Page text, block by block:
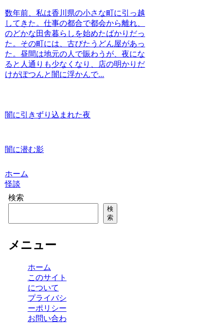
数年前、私は香川県の小さな町に引っ越
してきた。仕事の都合で都会から離れ、
のどかな田舎暮らしを始めたばかりだっ
た。その町には、古びたうどん屋があっ
た。昼間は地元の人で賑わうが、夜にな
ると人通りも少なくなり、店の明かりだ
けがぽつんと闇に浮かんで...
闇に引きずり込まれた夜
闇に潜む影
ホーム
怪談
検索
検
索
メニュー
ホーム
このサイト
について
プライバシ
ーポリシー
お問い合わ